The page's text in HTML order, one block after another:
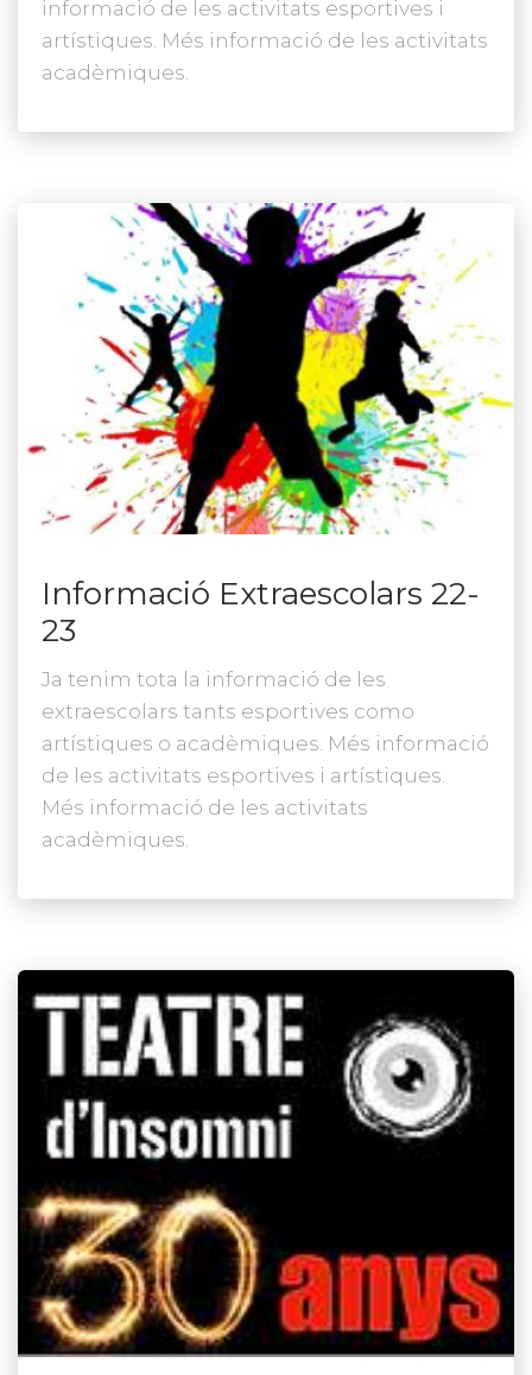
informació de les activitats esportives i
artístiques. Més informació de les activitats
acadèmiques.
Informació Extraescolars 22-
23
Ja tenim tota la informació de les
extraescolars tants esportives como
artístiques o acadèmiques. Més informació
de les activitats esportives i artístiques.
Més informació de les activitats
acadèmiques.